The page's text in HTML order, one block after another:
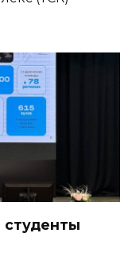
студенты